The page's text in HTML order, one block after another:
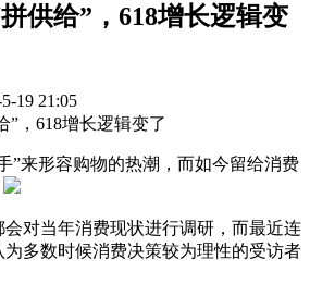
供给”，618增长逻辑变
19 21:05
”来形容购物的热潮，而如今留给消费
对当年消费现状进行调研，而最近连
多数时候消费决策较为理性的受访者